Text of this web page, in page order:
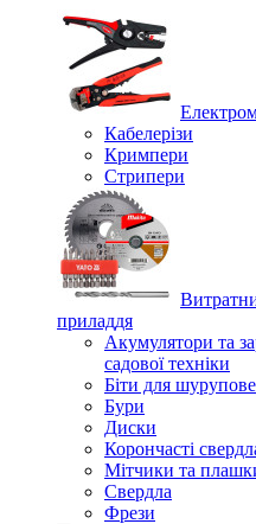
Кабелерізи
Кримпери
Стрипери
приладдя
Акумулятори та
садової техніки
Біти для
Бури
Диски
Корончасті
Мітчики та
Свердла
Фрези